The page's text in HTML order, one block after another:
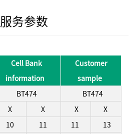
服务参数
Cell Bank
information
Customer
sample
BT474
BT474
X X X
X
10 11 11
13